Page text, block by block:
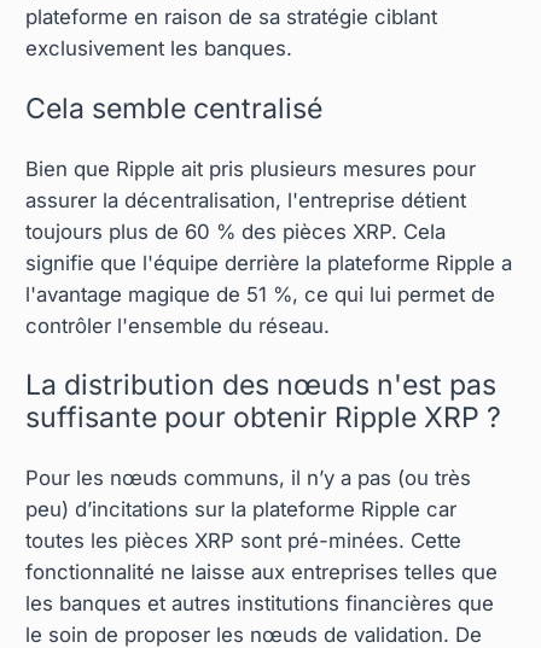
plateforme en raison de sa stratégie ciblant
exclusivement les banques.
Cela semble centralisé
Bien que Ripple ait pris plusieurs mesures pour
assurer la décentralisation, l'entreprise détient
toujours plus de 60 % des pièces XRP. Cela
signifie que l'équipe derrière la plateforme Ripple a
l'avantage magique de 51 %, ce qui lui permet de
contrôler l'ensemble du réseau.
La distribution des nœuds n'est pas
suffisante pour obtenir Ripple XRP ?
Pour les nœuds communs, il n’y a pas (ou très
peu) d’incitations sur la plateforme Ripple car
toutes les pièces XRP sont pré-minées. Cette
fonctionnalité ne laisse aux entreprises telles que
les banques et autres institutions financières que
le soin de proposer les nœuds de validation. De